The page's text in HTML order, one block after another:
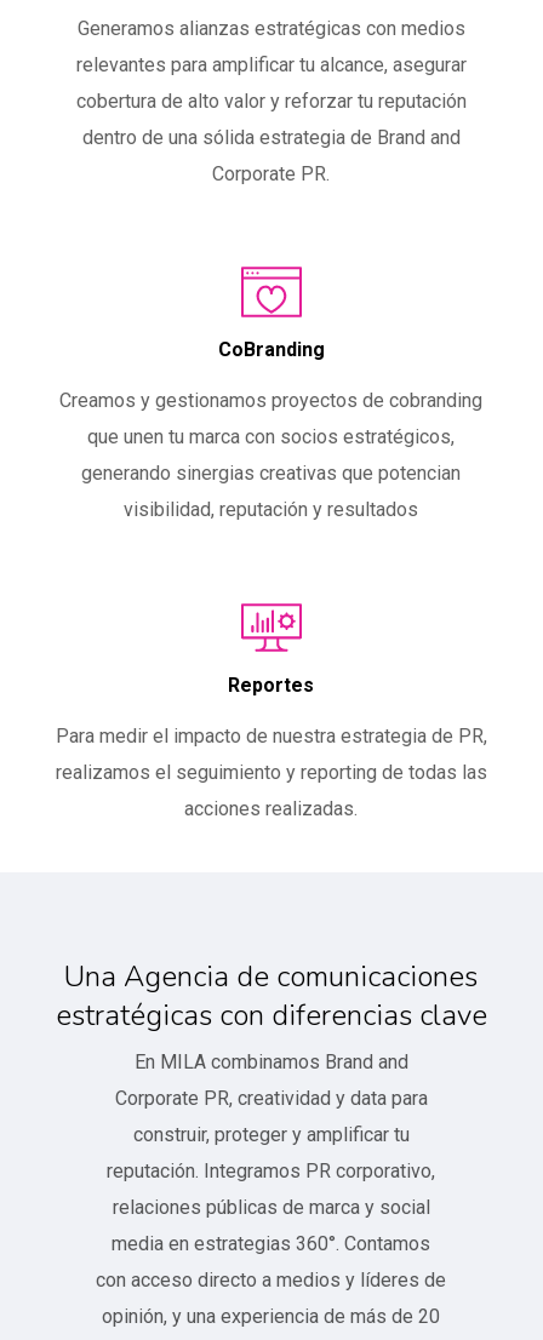
Generamos alianzas estratégicas con medios
relevantes para amplificar tu alcance, asegurar
cobertura de alto valor y reforzar tu reputación
dentro de una sólida estrategia de Brand and
Corporate PR.
CoBranding
Creamos y gestionamos proyectos de cobranding
que unen tu marca con socios estratégicos,
generando sinergias creativas que potencian
visibilidad, reputación y resultados
Reportes
Para medir el impacto de nuestra estrategia de PR,
realizamos el seguimiento y reporting de todas las
acciones realizadas.
Una Agencia de comunicaciones
estratégicas con diferencias clave
En MILA combinamos Brand and
Corporate PR, creatividad y data para
construir, proteger y amplificar tu
reputación. Integramos PR corporativo,
relaciones públicas de marca y social
media en estrategias 360°. Contamos
con acceso directo a medios y líderes de
opinión, y una experiencia de más de 20